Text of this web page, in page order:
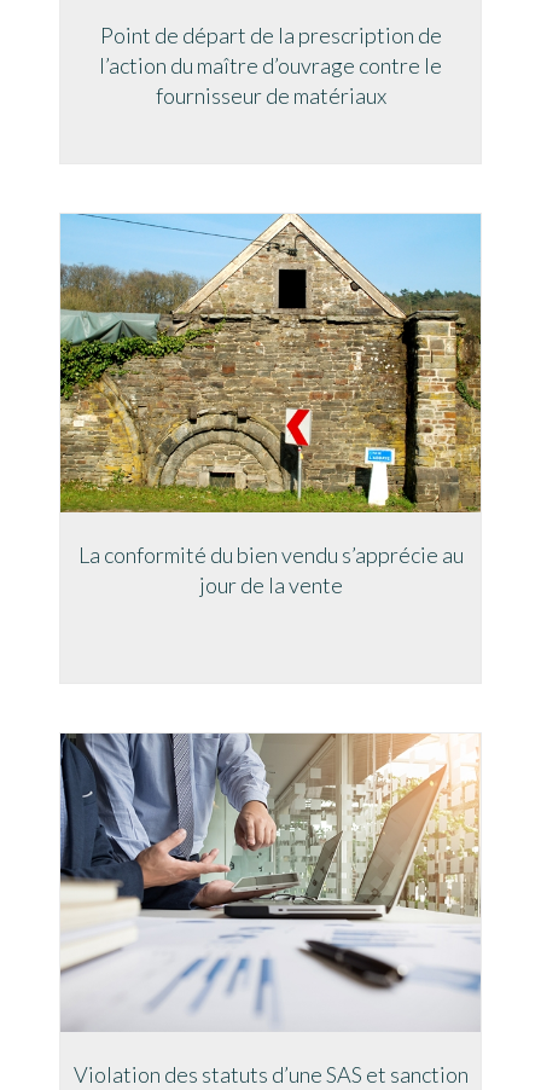
Point de départ de la prescription de
l’action du maître d’ouvrage contre le
fournisseur de matériaux
La conformité du bien vendu s’apprécie au
jour de la vente
Violation des statuts d’une SAS et sanction